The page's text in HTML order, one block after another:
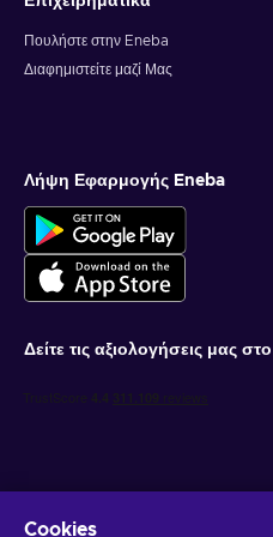
Πουλήστε στην Eneba
Διαφημιστείτε μαζί Μας
Λήψη Εφαρμογής Eneba
Δείτε τις αξιολογήσεις μας στο
Cookies